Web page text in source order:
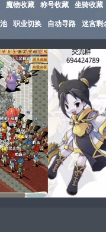
魔物收藏 称号收藏 坐骑收藏
职业切换 自动寻路 迷宫剩